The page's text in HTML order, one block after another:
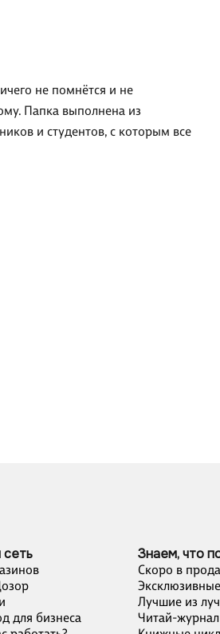
не помнётся и не
Папка выполнена из
и студентов, с которым все
сеть
для бизнеса
Знаем, что
Скоро в
Лучшие из
Читай-журнал